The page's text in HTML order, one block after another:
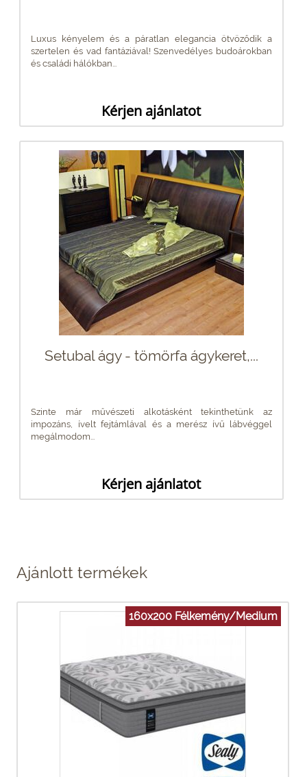
Luxus kényelem és a páratlan elegancia ötvöződik a
szertelen és vad fantáziával! Szenvedélyes budoárokban
és családi hálókban...
Kérjen ajánlatot
Setubal ágy - tömörfa ágykeret,...
Szinte már művészeti alkotásként tekinthetünk az
impozáns, ívelt fejtámlával és a merész ívű lábvéggel
megálmodom...
Kérjen ajánlatot
Ajánlott termékek
160x200 Félkemény/Medium